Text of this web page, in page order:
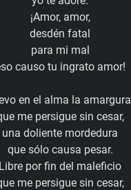
¡Amor, amor,
desdén fatal
para mi mal
causo tu ingrato amor!
en el alma la amargura
me persigue sin cesar,
una doliente mordedura
que sólo causa pesar.
Libre por fin del maleficio
me persigue sin cesar,